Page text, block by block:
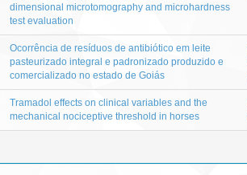
dimensional microtomography and microhardness
test evaluation
Ocorrência de resíduos de antibiótico em leite
pasteurizado integral e padronizado produzido e
comercializado no estado de Goiás
Tramadol effects on clinical variables and the
mechanical nociceptive threshold in horses